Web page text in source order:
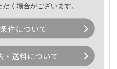
く場合がございます。
件について
・送料について